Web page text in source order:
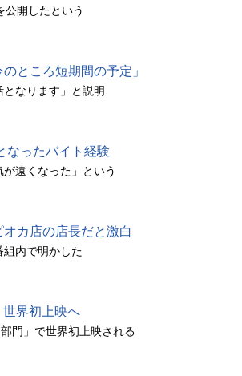
公開したという
ところ短期間の予定」
となります」と説明
なったバイト経験
遠くなった」という
カ店の店長だと激白
内で明かした
界初上映へ
門」で世界初上映される